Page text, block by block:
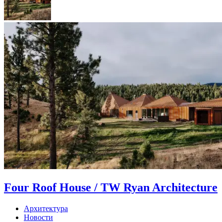
Four Roof House / TW Ryan Architecture
Архитектура
Новости